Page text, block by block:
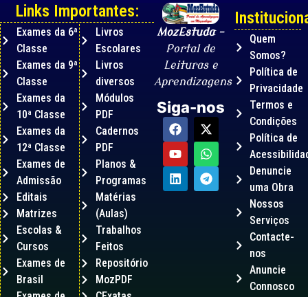
MozEstuda–
Portal de
Leituras e
Aprendizagens
Siga-nos
Quem
Somos?
Política de
Privacidade
Termos e
Condições
Política de
Denuncie
uma Obra
Nossos
Serviços
Contacte-
nos
Anuncie
Connosco
Links Importantes:
Exames da 6ª
Classe
Exames da 9ª
Classe
Exames da
10ª Classe
Exames da
12ª Classe
Exames de
Admissão
Editais
Matrizes
Escolas &
Cursos
Exames de
Brasil
Livros
Escolares
Livros
diversos
Módulos
PDF
Cadernos
PDF
Planos &
Programas
Matérias
(Aulas)
Trabalhos
Feitos
Repositório
MozPDF